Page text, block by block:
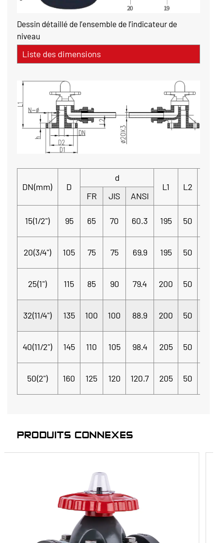
Dessin détaillé de l’ensemble de l’indicateur de
niveau
Liste des dimensions
DN(mm) D
d
L1
L2
FR
JIS ANSI
15(1/2") 95 65 70 60.3 195 50
20(3/4") 105 75 75 69.9 195 50
25(1") 115 85 90 79.4 200 50
32(11/4") 135 100 100 88.9 200 50
40(11/2") 145 110 105 98.4 205 50
50(2") 160 125 120 120.7 205 50
PRODUITS CONNEXES